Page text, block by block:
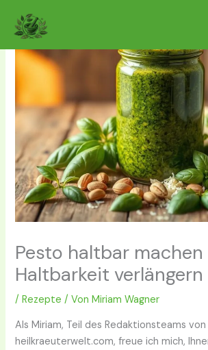
Inhalt
springen
Pesto haltbar
Haltbarkeit verlängern
/Rezepte / VonMiriam Wagner
Als Miriam, Teil des Redaktionsteams von
heilkraeuterwelt.com, freue ich mich,